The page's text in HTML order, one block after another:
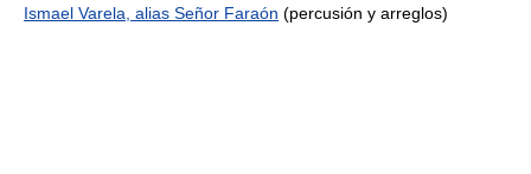
Ismael Varela, alias Señor Faraón (percusión y arreglos)